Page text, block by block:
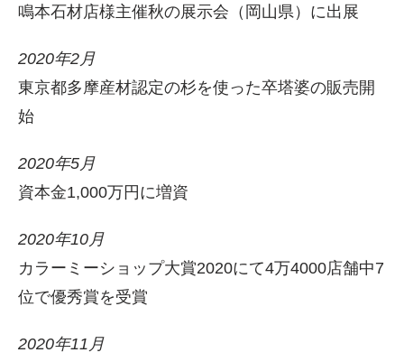
鳴本石材店様主催秋の展示会（岡山県）に出展
2020年2月
東京都多摩産材認定の杉を使った卒塔婆の販売開
始
2020年5月
資本金1,000万円に増資
2020年10月
カラーミーショップ大賞2020にて4万4000店舗中7
位で優秀賞を受賞
2020年11月